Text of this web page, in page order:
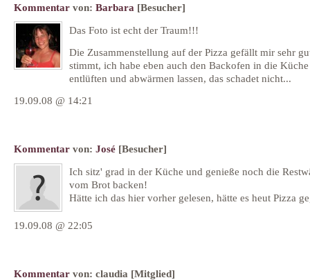
Kommentar von: Barbara [Besucher]
Das Foto ist echt der Traum!!!
Die Zusammenstellung auf der Pizza gefällt mir sehr
stimmt, ich habe eben auch den Backofen in die Küche
entlüften und abwärmen lassen, das schadet nicht...
19.09.08 @ 14:21
Kommentar von: José [Besucher]
Ich sitz' grad in der Küche und genieße noch die
vom Brot backen!
Hätte ich das hier vorher gelesen, hätte es heut Pizza
19.09.08 @ 22:05
Kommentar von: claudia [Mitglied]